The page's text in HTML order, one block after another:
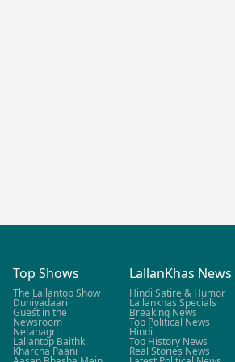
Top Shows
The Lallantop Show
Duniyadaari
Guest in the
Newsroom
Netanagri
Lallantop Baithki
Kharcha Paani
LallanKhas News
Hindi Satire & Humor
Lallankhas Specials
Breaking News
Top Political News
Hindi
Top History News
Real Stories News